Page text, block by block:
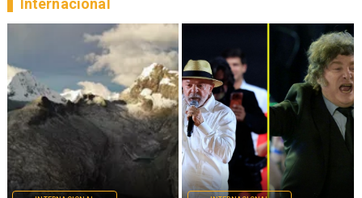
Internacional